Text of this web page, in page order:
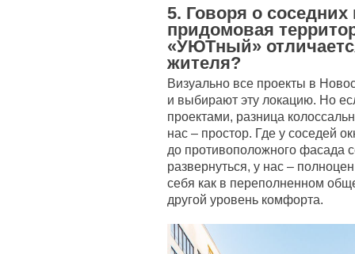
5. Говоря о
придомовая
«УЮТный»
жителя?
Визуально все проекты в
и выбирают эту локацию. Но
проектами, разница
нас – простор. Где у соседей
до противоположного фасада
развернуться, у нас –
себя как в переполненном
другой уровень комфорта.